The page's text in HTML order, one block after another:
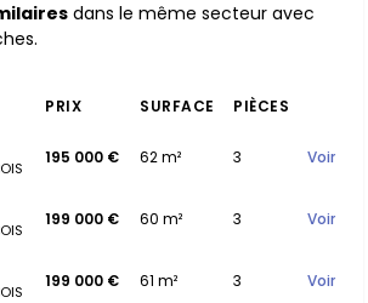
dans le même secteur avec
PRIX SURFACE
PIÈCES
195 000 € 62 m² 3 Voir
199 000 € 60 m² 3 Voir
199 000 € 61 m² 3 Voir